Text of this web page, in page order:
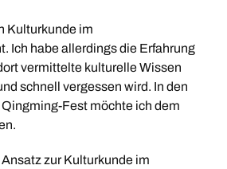
Kulturkunde im
Ich habe allerdings die Erfahrung
vermittelte kulturelle Wissen
schnell vergessen wird. In den
Fest möchte ich dem
zur Kulturkunde im